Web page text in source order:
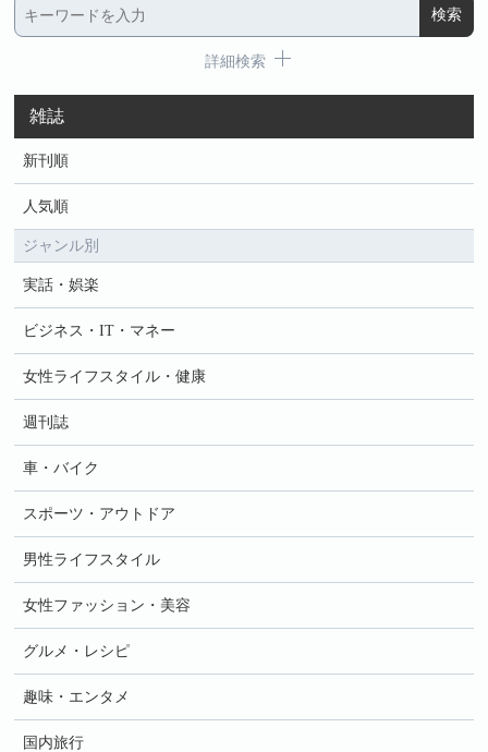
詳細検索
雑誌
新刊順
人気順
ジャンル別
実話・娯楽
ビジネス・IT・マネー
女性ライフスタイル・健康
週刊誌
車・バイク
スポーツ・アウトドア
男性ライフスタイル
女性ファッション・美容
グルメ・レシピ
趣味・エンタメ
国内旅行